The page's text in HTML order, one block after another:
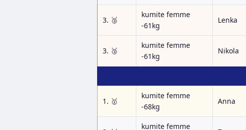
3. 🥉
kumite femme
-61kg
Lenka
3. 🥉
kumite femme
-61kg
Nikola
1. 🥇
kumite femme
-68kg
Anna
kumite femme